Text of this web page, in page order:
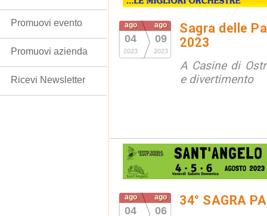
ago
04
2023
ago
09
2023
Sagra delle
2023
A Casine di
e divertimento
ago
04
ago
06
34° SAGRA
Promuovi evento
Promuovi azienda
Ricevi Newsletter